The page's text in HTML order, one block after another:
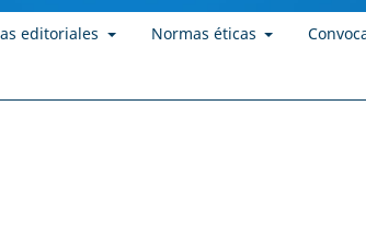
editoriales Normas éticas